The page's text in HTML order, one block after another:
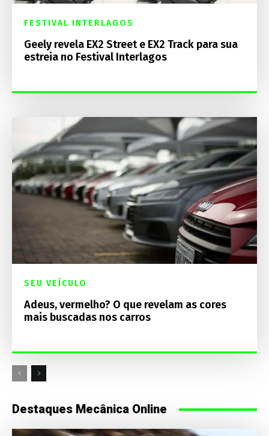
FESTIVAL INTERLAGOS
Geely revela EX2 Street e EX2 Track para sua
estreia no Festival Interlagos
SEU VEÍCULO
Adeus, vermelho? O que revelam as cores
mais buscadas nos carros
Destaques Mecânica Online